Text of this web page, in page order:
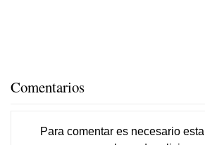
Comentarios
Para comentar es necesario